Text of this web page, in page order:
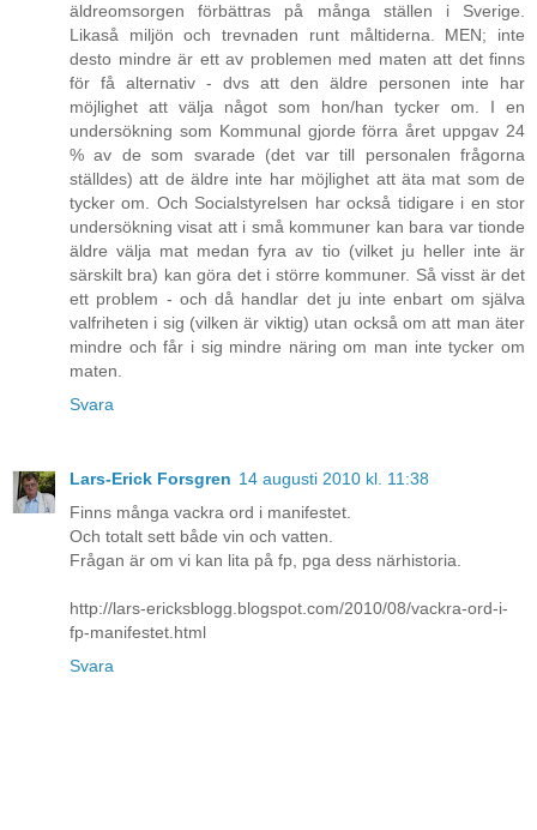
äldreomsorgen förbättras på många ställen i Sverige.
Likaså miljön och trevnaden runt måltiderna. MEN; inte
desto mindre är ett av problemen med maten att det finns
för få alternativ - dvs att den äldre personen inte har
möjlighet att välja något som hon/han tycker om. I en
undersökning som Kommunal gjorde förra året uppgav 24
% av de som svarade (det var till personalen frågorna
ställdes) att de äldre inte har möjlighet att äta mat som de
tycker om. Och Socialstyrelsen har också tidigare i en stor
undersökning visat att i små kommuner kan bara var tionde
äldre välja mat medan fyra av tio (vilket ju heller inte är
särskilt bra) kan göra det i större kommuner. Så visst är det
ett problem - och då handlar det ju inte enbart om själva
valfriheten i sig (vilken är viktig) utan också om att man äter
mindre och får i sig mindre näring om man inte tycker om
maten.
Svara
Lars-Erick Forsgren 14 augusti 2010 kl. 11:38
Finns många vackra ord i manifestet.
Och totalt sett både vin och vatten.
Frågan är om vi kan lita på fp, pga dess närhistoria.
http://lars-ericksblogg.blogspot.com/2010/08/vackra-ord-i-
fp-manifestet.html
Svara